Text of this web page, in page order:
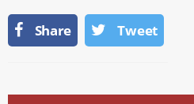
Share Tweet